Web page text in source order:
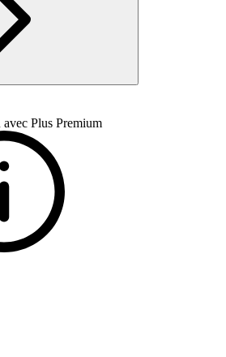
avec Plus Premium